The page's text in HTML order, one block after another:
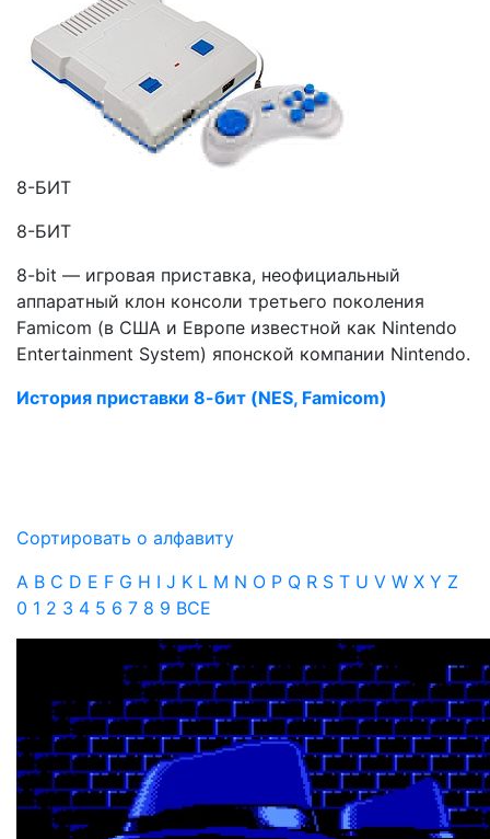
8-БИТ
8-БИТ
8-bit — игровая приставка, неофициальный
аппаратный клон консоли третьего поколения
Famicom (в США и Европе известной как Nintendo
Entertainment System) японской компании Nintendo.
История приставки 8-бит (NES, Famicom)
Сортировать о алфавиту
A B C D E F G H I J K L M N O P Q R S T U V W X Y Z
0 1 2 3 4 5 6 7 8 9 ВСЕ